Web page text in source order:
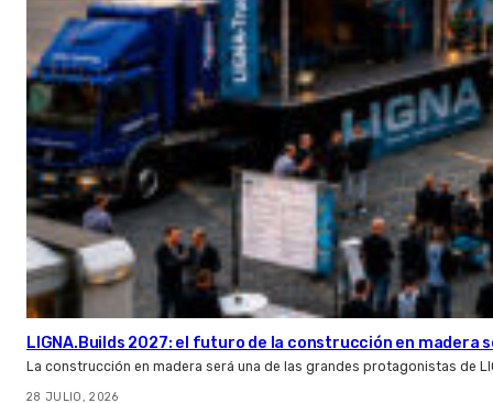
LIGNA.Builds 2027: el futuro de la construcción en madera
La construcción en madera será una de las grandes protagonistas de
28 JULIO, 2026